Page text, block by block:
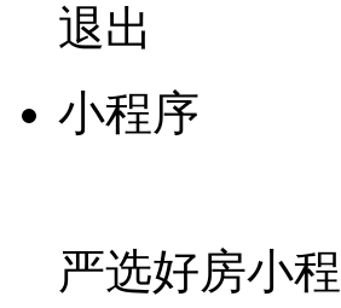
退出
小程序
严选好房小